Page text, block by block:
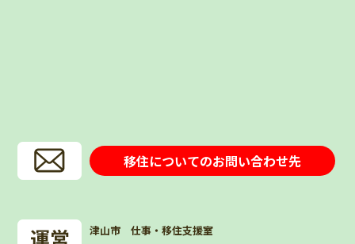
移住についてのお問い合わせ先
津山市 仕事・移住支援室